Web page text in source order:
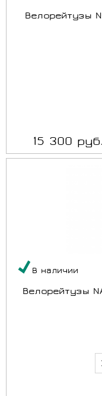
Велорейтузы
15 300
В наличии
Велорейтузы